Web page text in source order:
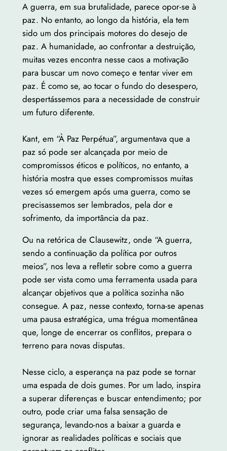
A guerra, em sua brutalidade, parece opor-se à
paz. No entanto, ao longo da história, ela tem
sido um dos principais motores do desejo de
paz. A humanidade, ao confrontar a destruição,
muitas vezes encontra nesse caos a motivação
para buscar um novo começo e tentar viver em
paz. É como se, ao tocar o fundo do desespero,
despertássemos para a necessidade de construir
um futuro diferente.
Kant, em “À Paz Perpétua”, argumentava que a
paz só pode ser alcançada por meio de
compromissos éticos e políticos, no entanto, a
história mostra que esses compromissos muitas
vezes só emergem após uma guerra, como se
precisassemos ser lembrados, pela dor e
sofrimento, da importância da paz.
Ou na retórica de Clausewitz, onde “A guerra,
sendo a continuação da política por outros
meios”, nos leva a refletir sobre como a guerra
pode ser vista como uma ferramenta usada para
alcançar objetivos que a política sozinha não
consegue. A paz, nesse contexto, torna-se apenas
uma pausa estratégica, uma trégua momentânea
que, longe de encerrar os conflitos, prepara o
terreno para novas disputas.
Nesse ciclo, a esperança na paz pode se tornar
uma espada de dois gumes. Por um lado, inspira
a superar diferenças e buscar entendimento; por
outro, pode criar uma falsa sensação de
segurança, levando-nos a baixar a guarda e
ignorar as realidades políticas e sociais que